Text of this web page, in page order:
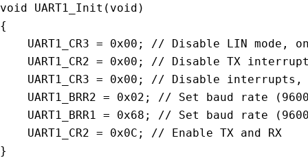
void
UART1_Init ( void )
{
    UART1_CR3
= 0x00 ;
// Disable LIN mode,
    UART1_CR2
= 0x00 ;
// Disable TX
    UART1_CR3
= 0x00 ;
// Disable interrupts,
    UART1_BRR2
= 0x02 ;
// Set baud rate
    UART1_BRR1
= 0x68 ;
// Set baud rate
    UART1_CR2
= 0x0C ;
// Enable TX and RX
}